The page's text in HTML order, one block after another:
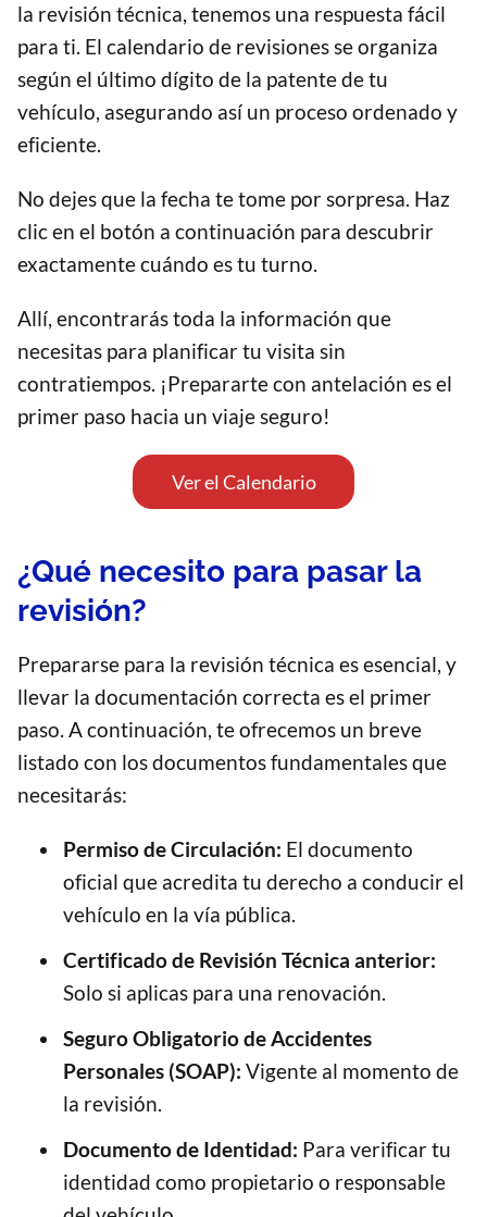
la revisión técnica, tenemos una respuesta fácil
para ti. El calendario de revisiones se organiza
según el último dígito de la patente de tu
vehículo, asegurando así un proceso ordenado y
eficiente.
No dejes que la fecha te tome por sorpresa. Haz
clic en el botón a continuación para descubrir
exactamente cuándo es tu turno.
Allí, encontrarás toda la información que
necesitas para planificar tu visita sin
contratiempos. ¡Prepararte con antelación es el
primer paso hacia un viaje seguro!
Ver el Calendario
¿Qué necesito para pasar la
revisión?
Prepararse para la revisión técnica es esencial, y
llevar la documentación correcta es el primer
paso. A continuación, te ofrecemos un breve
listado con los documentos fundamentales que
necesitarás:
Permiso de Circulación: El documento
oficial que acredita tu derecho a conducir el
vehículo en la vía pública.
Certificado de Revisión Técnica anterior:
Solo si aplicas para una renovación.
Seguro Obligatorio de Accidentes
Personales (SOAP): Vigente al momento de
la revisión.
Documento de Identidad: Para verificar tu
identidad como propietario o responsable